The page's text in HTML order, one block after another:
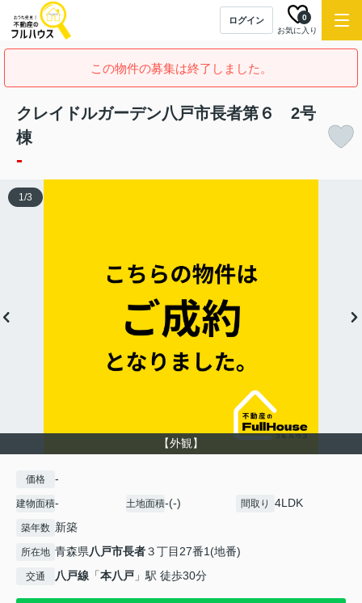
ログイン
お気に入り
0
この物件の募集は終了しました。
クレイドルガーデン八戸市長者第６ 2号
棟
-
【外観】
1/3
価格 -
建物面積- 土地面積-(-) 間取り 4LDK
築年数 新築
所在地 青森県八戸市長者３丁目27番1(地番)
交通 八戸線 「本八戸 」駅 徒歩30分